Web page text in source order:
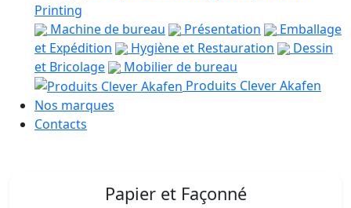
Printing
Machine de bureau
Présentation
Emballage
et Expédition
Hygiène et Restauration
Dessin
et Bricolage
Mobilier de bureau
Produits Clever Akafen
Nos marques
Contacts
Papier et Façonné